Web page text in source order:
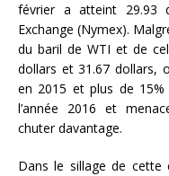
février a atteint 29.93
Exchange (Nymex).
du baril de WTI et de
dollars et 31.67 dollars,
en 2015 et plus de 15%
l’année 2016 et
chuter davantage.
Dans le sillage de cette